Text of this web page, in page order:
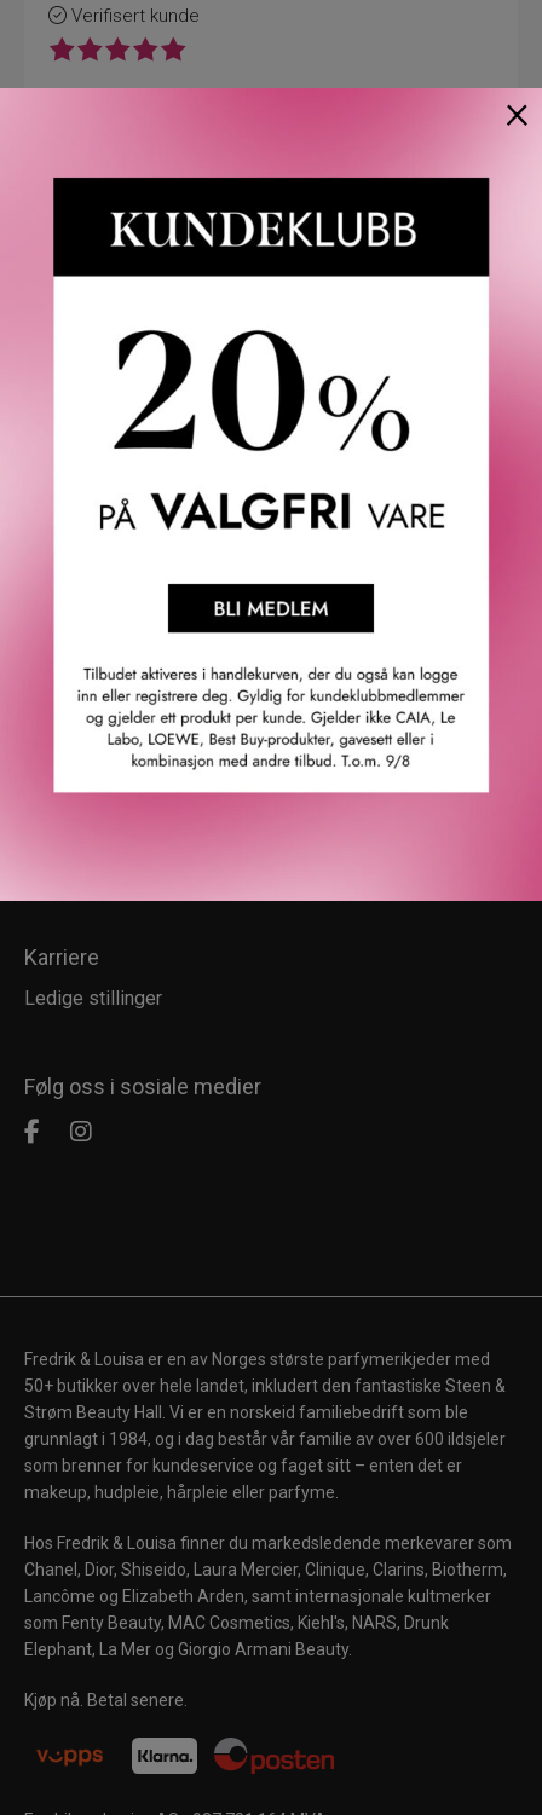
Verifisert kunde
Topp
Fredrik & Louisa
Om Fredrik & Louisa
Autorisert forhandler
Våre butikker
Personvern
Kundesenter
Karriere
Ledige stillinger
Følg oss i sosiale medier
Fredrik & Louisa er en av Norges største parfymerikjeder med
50+ butikker over hele landet, inkludert den fantastiske Steen &
Strøm Beauty Hall. Vi er en norskeid familiebedrift som ble
grunnlagt i 1984, og i dag består vår familie av over 600 ildsjeler
som brenner for kundeservice og faget sitt – enten det er
makeup, hudpleie, hårpleie eller parfyme.
Hos Fredrik & Louisa finner du markedsledende merkevarer som
Chanel, Dior, Shiseido, Laura Mercier, Clinique, Clarins, Biotherm,
Lancôme og Elizabeth Arden, samt internasjonale kultmerker
som Fenty Beauty, MAC Cosmetics, Kiehl's, NARS, Drunk
Elephant, La Mer og Giorgio Armani Beauty.
Kjøp nå. Betal senere.
×